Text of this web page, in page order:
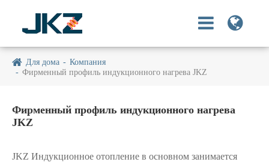
Для дома
Компания
Фирменный профиль индукционного нагрева JKZ
Фирменный профиль индукционного нагрева
JKZ
JKZ Индукционное отопление в основном занимается